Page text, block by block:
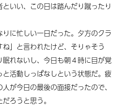
いい、この日は踏んだり蹴ったり
に忙しい一日だった。夕方のクラ
」と言われたけど、そりゃそう
れないし、今日も朝４時に目が覚
活動しっぱなしという状態だ。疲
が今日の最後の面接だったので、
ろうと思う。